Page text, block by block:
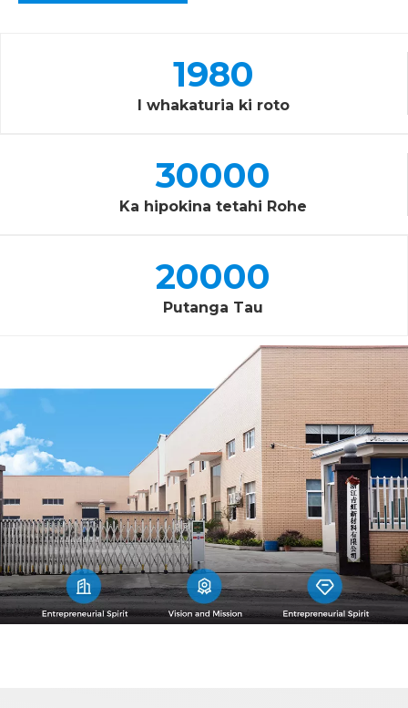
1980
I whakaturia ki roto
30000
Ka hipokina tetahi Rohe
20000
Putanga Tau